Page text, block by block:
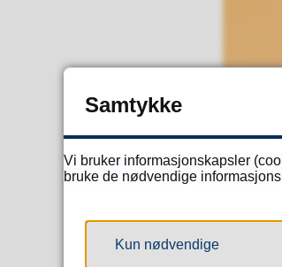
Samtykke
Vi bruker informasjonskapsler
bruke de nødvendige
Kun nødvendige